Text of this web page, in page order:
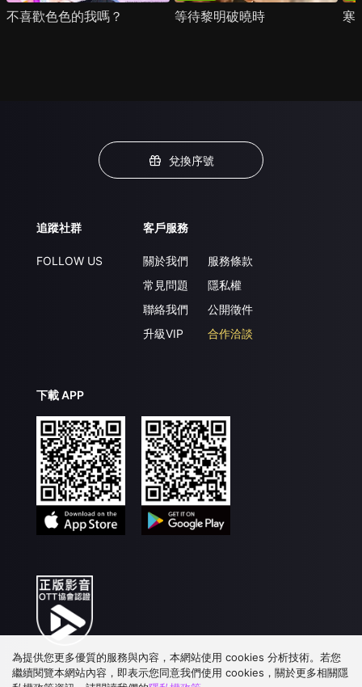
不喜歡色色的我嗎？ 等待黎明破曉時 寒
兌換序號
追蹤社群
FOLLOW US
客戶服務
關於我們
常見問題
聯絡我們
升級VIP
服務條款
隱私權
公開徵件
合作洽談
下載 APP
為提供您更多優質的服務與內容，本網站使用 cookies 分析技術。若您
繼續閱覽本網站內容，即表示您同意我們使用 cookies，關於更多相關隱